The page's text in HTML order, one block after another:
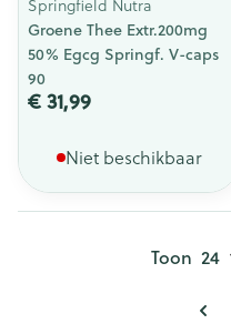
Springfield Nutra
Groene Thee Extr.200mg
50% Egcg Springf. V-caps
90
€ 31,99
Niet beschikbaar
Toon